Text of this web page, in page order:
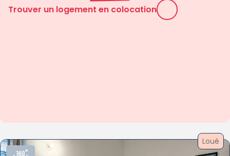
Trouver un logement en colocation
Loué